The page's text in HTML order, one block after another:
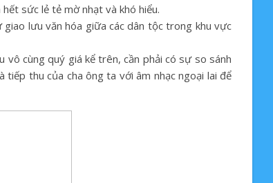
sức lẻ tẻ mờ nhạt và khó hiểu.
lưu văn hóa giữa các dân tộc trong khu vực
vô cùng quý giá kể trên, cần phải có sự so sánh
thu của cha ông ta với âm nhạc ngoại lai để